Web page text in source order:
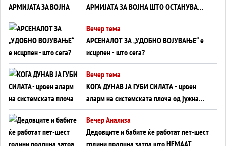
АРМИЈАТА ЗА ВОЈНА ШТО ОСТАНУВА
БЕЗ ФРОНТ
Вечер тема
АРСЕНАЛОТ ЗА „УДОБНО ВОЈУВАЊЕ“ е
исцрпен - што сега?
Вечер тема
КОГА ДУНАВ ЈА ГУБИ СИЛАТА - црвен
аларм на системската плоча од јужна
Германија до Црното Море...
Вечер Анализа
Дедовците и бабите ќе работат пет-шест
години подоцна затоа што НЕМААТ